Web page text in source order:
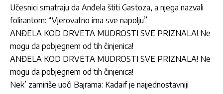
Učesnici smatraju da Anđela štiti Gastoza, a njega nazvali
folirantom: “Vjerovatno ima sve napolju”
ANĐELA KOD DRVETA MUDROSTI SVE PRIZNALA! Ne
mogu da pobjegnem od tih činjenica!
ANĐELA KOD DRVETA MUDROSTI SVE PRIZNALA! Ne
mogu da pobjegnem od tih činjenica!
Nek’ zamiriše uoči Bajrama: Kadaif je najjednostavniji